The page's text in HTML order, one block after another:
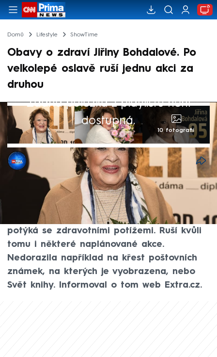
Domů Lifestyle ShowTime
Obavy o zdraví Jiřiny Bohdalové. Po
velkolepé oslavě ruší jednu akci za
druhou
Žádná položka z playlistu není
dostupná.
10 fotografií
CNN Prima NEWS
17. kvě 2026, 07:57
Herečka Jiřina Bohdalová po své nedávné
velkolepé oslavě 95. narozenin, jíž se
účastnily desítky významných osobností, se
potýká se zdravotními potížemi. Ruší kvůli
tomu i některé naplánované akce.
Nedorazila například na křest poštovních
známek, na kterých je vyobrazena, nebo
Svět knihy. Informoval o tom web Extra.cz.